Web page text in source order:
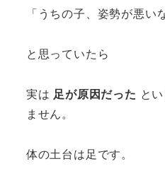
「うちの子、姿勢が悪い
と思っていたら
実は 足が原因だった と
ません。
体の土台は足です。